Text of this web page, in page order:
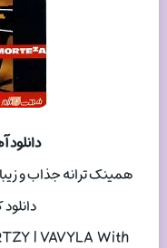
همینک ترانه جذاب و
| VAVYLA With